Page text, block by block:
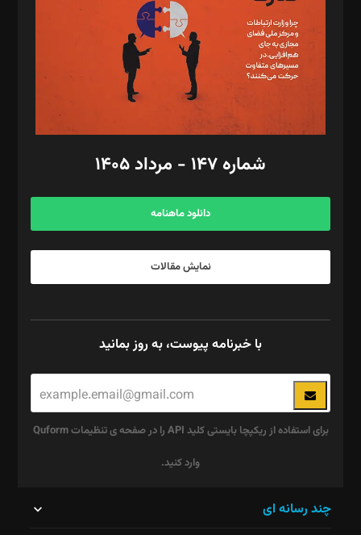
ویرایش: نگار استاد‌‌آقا
طراح یونیفرم: مجید توکلی
فیلمبرداری و عکاسی: امیر شفیعی، مانی لطفی زاده
گرافیک و صفحه‌آرایی: سید‌سبحان‌علی ثابت
مد‌یر توسعه تجاری: کامبیز برید‌
امور مالی: شاپور رهبری، محمد‌ کاظمی‌نیا
آگهی و مشترکین: ۰۹۱۹۹۹۹۰۴۵۴
شماره ۱۴۷ - مرداد ۱۴۰۵
دانلود ماهنامه
نمایش مقالات
با خبرنامه پیوست، به روز بمانید
برای استفاده از ریکپچا بایستی کلید API را در صفحه ی تنظیمات Quform
وارد کنید.
چند رسانه ای